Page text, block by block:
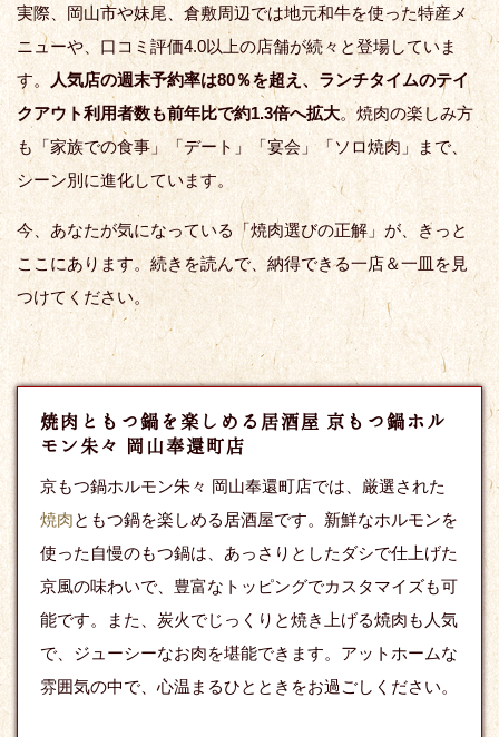
実際、岡山市や妹尾、倉敷周辺では地元和牛を使った特産メ
ニューや、口コミ評価4.0以上の店舗が続々と登場していま
す。 人気店の週末予約率は80％を超え、ランチタイムのテイ
クアウト利用者数も前年比で約1.3倍へ拡大。焼肉の楽しみ方
も「家族での食事」「デート」「宴会」「ソロ焼肉」まで、
シーン別に進化しています。
今、あなたが気になっている「焼肉選びの正解」が、きっと
ここにあります。続きを読んで、納得できる一店＆一皿を見
つけてください。
焼肉ともつ鍋を楽しめる居酒屋 京もつ鍋ホル
モン朱々 岡山奉還町店
京もつ鍋ホルモン朱々 岡山奉還町店では、厳選された
焼肉ともつ鍋を楽しめる居酒屋です。新鮮なホルモンを
使った自慢のもつ鍋は、あっさりとしたダシで仕上げた
京風の味わいで、豊富なトッピングでカスタマイズも可
能です。また、炭火でじっくりと焼き上げる焼肉も人気
で、ジューシーなお肉を堪能できます。アットホームな
雰囲気の中で、心温まるひとときをお過ごしください。